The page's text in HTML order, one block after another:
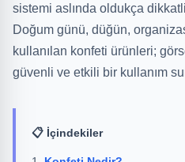
sistemi aslında oldukça
Doğum günü, düğün,
kullanılan konfeti ürünleri;
güvenli ve etkili bir kullanım
📋 İçindekiler